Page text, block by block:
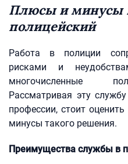
Плюсы и минусы
полицейский
Работа в полиции
рисками и
многочисленные
Рассматривая эту
профессии, стоит
минусы такого решения.
Преимущества службы в